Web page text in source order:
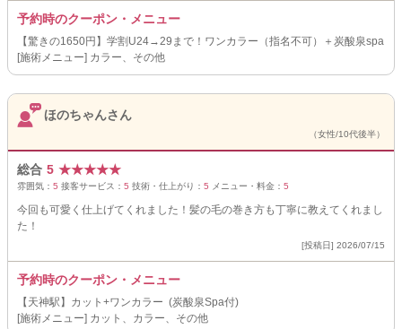
予約時のクーポン・メニュー
【驚きの1650円】学割U24→29まで！ワンカラー（指名不可）＋炭酸泉spa
[施術メニュー] カラー、その他
ほのちゃんさん
（女性/10代後半）
総合 5 ★★★★★
雰囲気： 5 接客サービス： 5 技術・仕上がり： 5 メニュー・料金： 5
今回も可愛く仕上げてくれました！髪の毛の巻き方も丁寧に教えてくれまし
た！
[投稿日] 2026/07/15
予約時のクーポン・メニュー
【天神駅】カット+ワンカラー (炭酸泉Spa付)
[施術メニュー] カット、カラー、その他